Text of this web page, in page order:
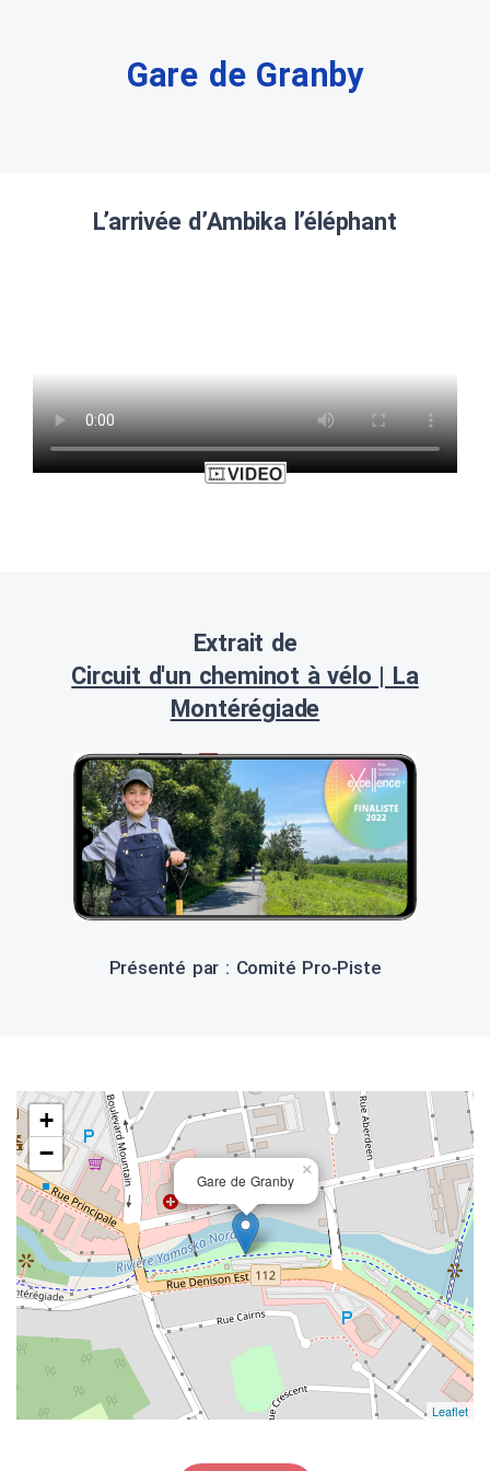
Gare de Granby
L’arrivée d’Ambika l’éléphant
Extrait de
Circuit d'un cheminot à vélo | La
Montérégiade
Présenté par : Comité Pro-Piste
Gare de Granby
×
+
−
Leaflet